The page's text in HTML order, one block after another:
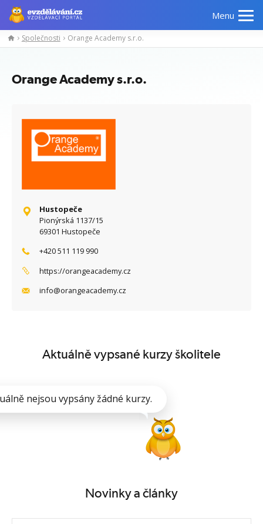
Menu
Manažerské
Odborné
Společnosti Orange Academy s.r.o.
Orange Academy s.r.o.
Hustopeče
Pionýrská 1137/15
69301 Hustopeče
+420 511 119 990
https://orangeacademy.cz
info@orangeacademy.cz
Aktuálně vypsané kurzy školitele
nejsou vypsány žádné kurzy.
Novinky a články